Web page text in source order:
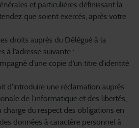
et particulières définissant la
que soient exercés, après votre
droits auprès du Délégué à la
à l’adresse suivante :
d’une copie d’un titre d’identité
d’introduire une réclamation auprès
de l’informatique et des libertés,
du respect des obligations en
données à caractère personnel à